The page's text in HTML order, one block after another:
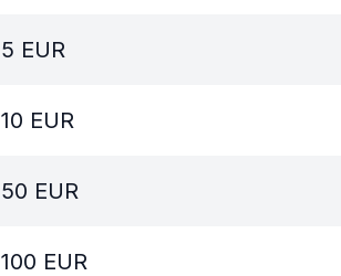
5 EUR
10 EUR
50 EUR
100 EUR